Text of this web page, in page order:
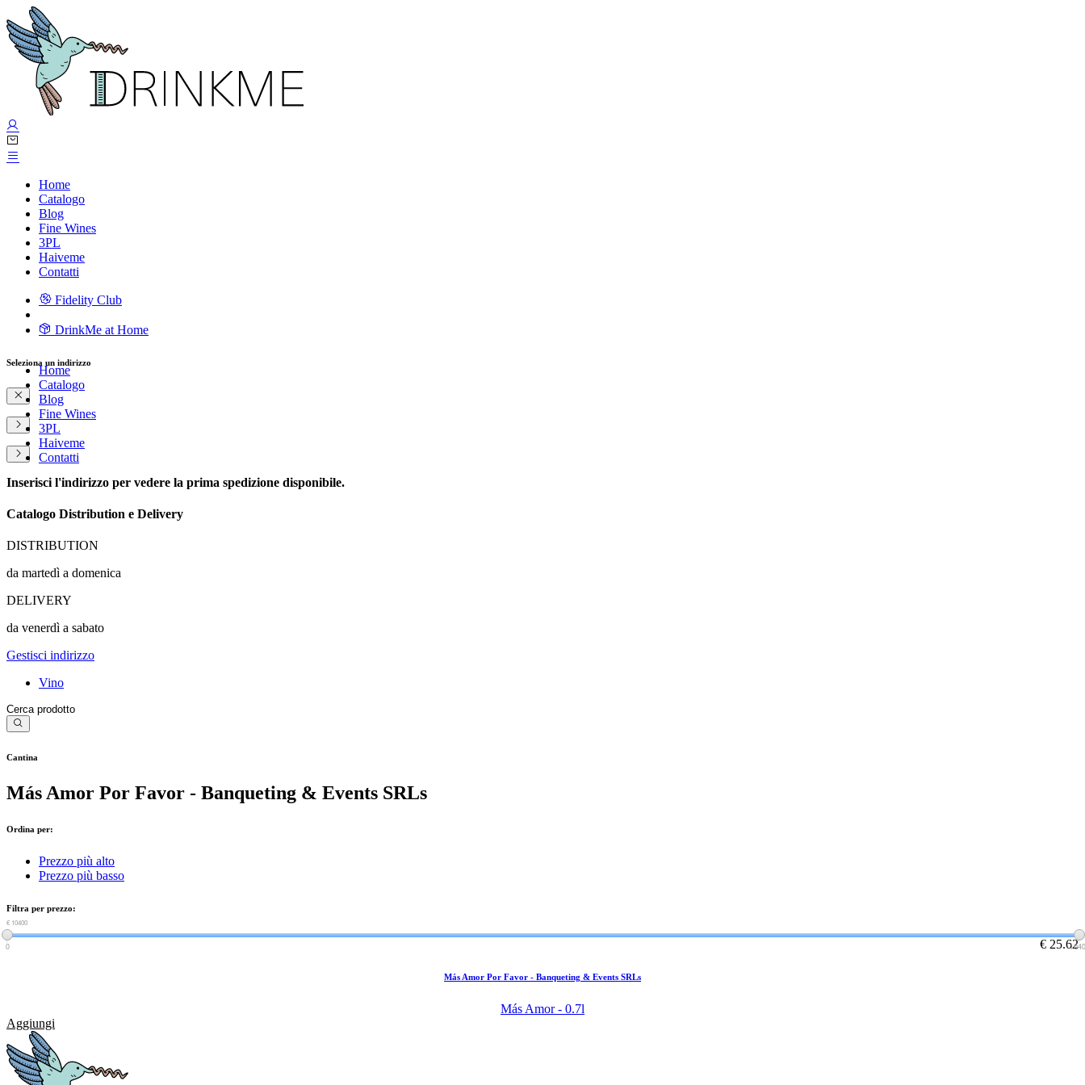
Home
Catalogo
Blog
Fine Wines
3PL
Haiveme
Contatti
Fidelity Club
DrinkMe at Home
Home
Catalogo
Blog
Fine Wines
3PL
Haiveme
Contatti
Seleziona un indirizzo
Inserisci l'indirizzo per vedere la prima spedizione disponibile.
Catalogo Distribution e Delivery
DISTRIBUTION
da martedì a domenica
DELIVERY
da venerdì a sabato
Gestisci indirizzo
Vino
Cantina
Más Amor Por Favor - Banqueting & Events SRLs
Ordina per:
Prezzo più alto
Prezzo più basso
Filtra per prezzo:
€ 0
€ 10400
0 € 25.62
Más Amor Por Favor - Banqueting & Events SRLs
Más Amor - 0.7l
Aggiungi